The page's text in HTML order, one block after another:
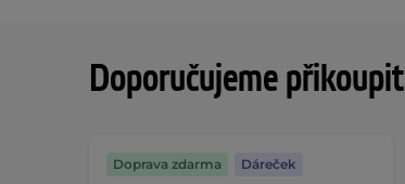
Doporučujeme přikoupit
Doprava zdarma Dáreček